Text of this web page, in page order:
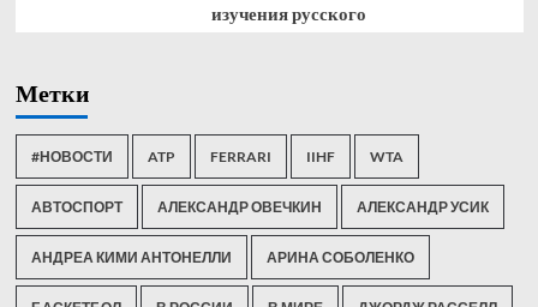
изучения русского
Метки
#НОВОСТИ ATP FERRARI IIHF WTA
АВТОСПОРТ АЛЕКСАНДР ОВЕЧКИН АЛЕКСАНДР УСИК
АНДРЕА КИМИ АНТОНЕЛЛИ АРИНА СОБОЛЕНКО